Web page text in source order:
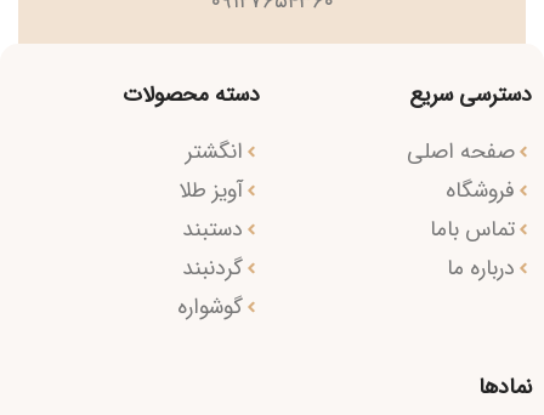
دسترسی سریع
صفحه اصلی
فروشگاه
تماس باما
درباره ما
دسته محصولات
انگشتر
آویز طلا
دستبند
گردنبند
گوشواره
نمادها